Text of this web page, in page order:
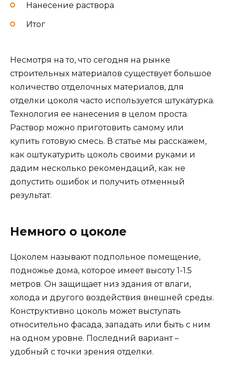
Нанесение раствора
Итог
Несмотря на то, что сегодня на рынке
строительных материалов существует большое
количество отделочных материалов, для
отделки цоколя часто используется штукатурка.
Технология ее нанесения в целом проста.
Раствор можно приготовить самому или
купить готовую смесь. В статье мы расскажем,
как оштукатурить цоколь своими руками и
дадим несколько рекомендаций, как не
допустить ошибок и получить отменный
результат.
Немного о цоколе
Цоколем называют подпольное помещение,
подножье дома, которое имеет высоту 1-1.5
метров. Он защищает низ здания от влаги,
холода и другого воздействия внешней среды.
Конструктивно цоколь может выступать
относительно фасада, западать или быть с ним
на одном уровне. Последний вариант –
удобный с точки зрения отделки.